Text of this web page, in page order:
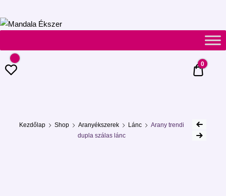
Mandala
Ékszer
0 Ft
0
Kezdőlap Shop Aranyékszerek Lánc
Arany trendi
dupla szálas lánc